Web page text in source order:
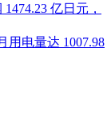
亿日元，
用电量达 1007.98